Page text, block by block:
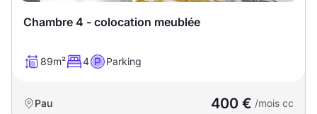
Chambre 4 - colocation meublée
89m² 4 Parking
Pau 400 € /mois cc